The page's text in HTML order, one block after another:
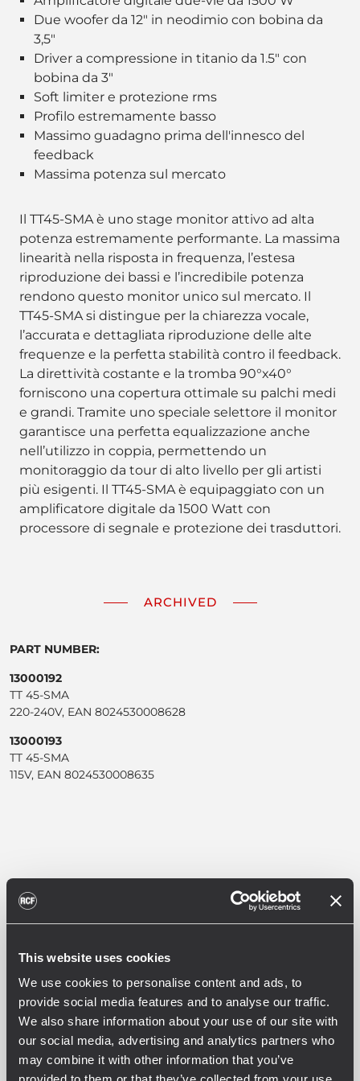
This website uses cookies
We use cookies to personalise content and ads, to
provide social media features and to analyse our traffic.
We also share information about your use of our site with
our social media, advertising and analytics partners who
may combine it with other information that you’ve
Due woofer da 12" in neodimio con bobina da
3,5"
Driver a compressione in titanio da 1.5" con
bobina da 3"
Soft limiter e protezione rms
Profilo estremamente basso
Massimo guadagno prima dell'innesco del
feedback
Massima potenza sul mercato
Il TT45-SMA è uno stage monitor attivo ad alta
potenza estremamente performante. La massima
linearità nella risposta in frequenza, l’estesa
riproduzione dei bassi e l’incredibile potenza
rendono questo monitor unico sul mercato. Il
TT45-SMA si distingue per la chiarezza vocale,
l’accurata e dettagliata riproduzione delle alte
frequenze e la perfetta stabilità contro il feedback.
La direttività costante e la tromba 90°x40°
forniscono una copertura ottimale su palchi medi
e grandi. Tramite uno speciale selettore il monitor
garantisce una perfetta equalizzazione anche
nell’utilizzo in coppia, permettendo un
monitoraggio da tour di alto livello per gli artisti
più esigenti. Il TT45-SMA è equipaggiato con un
amplificatore digitale da 1500 Watt con
processore di segnale e protezione dei trasduttori.
ARCHIVED
PART NUMBER:
13000192
TT 45-SMA
220-240V, EAN 8024530008628
13000193
TT 45-SMA
115V, EAN 8024530008635
SPECIFICHE TECNICHE
ACCESSORI
SPECIFICHE ACUSTICHE
Risposta in Frequenza
50 Hz - 20000 Hz